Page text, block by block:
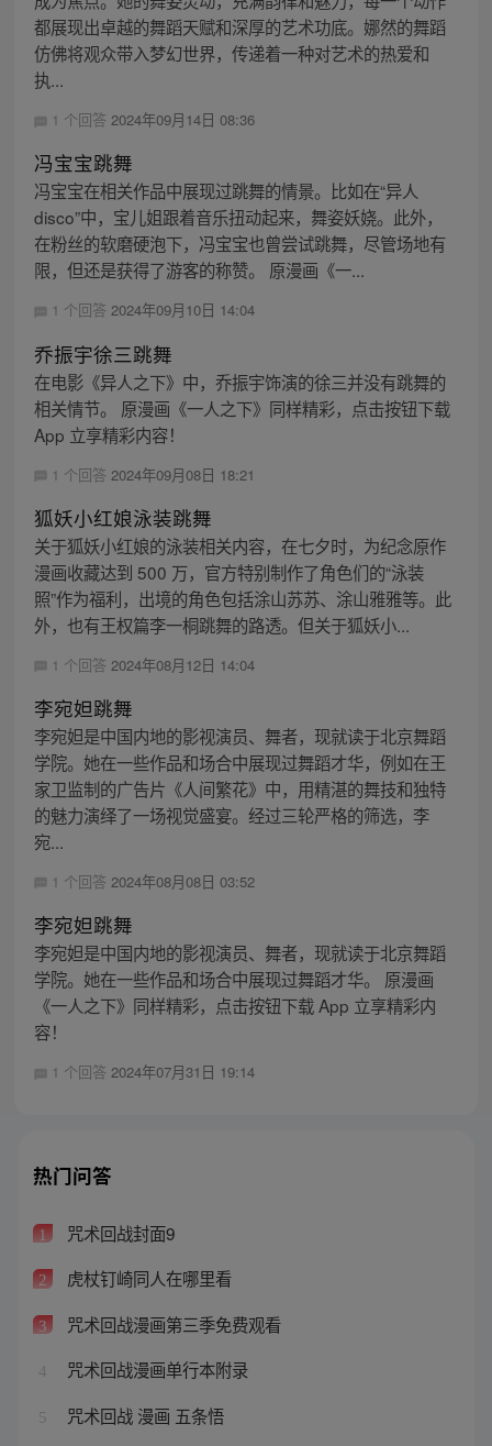
都展现出卓越的舞蹈天赋和深厚的艺术功底。娜然的舞蹈
仿佛将观众带入梦幻世界，传递着一种对艺术的热爱和
执...
1 个回答 2024年09月14日 08:36
冯宝宝跳舞
冯宝宝在相关作品中展现过跳舞的情景。比如在“异人
disco”中，宝儿姐跟着音乐扭动起来，舞姿妖娆。此外，
在粉丝的软磨硬泡下，冯宝宝也曾尝试跳舞，尽管场地有
限，但还是获得了游客的称赞。 原漫画《一...
1 个回答 2024年09月10日 14:04
乔振宇徐三跳舞
在电影《异人之下》中，乔振宇饰演的徐三并没有跳舞的
相关情节。 原漫画《一人之下》同样精彩，点击按钮下载
App 立享精彩内容！
1 个回答 2024年09月08日 18:21
狐妖小红娘泳装跳舞
关于狐妖小红娘的泳装相关内容，在七夕时，为纪念原作
漫画收藏达到 500 万，官方特别制作了角色们的“泳装
照”作为福利，出境的角色包括涂山苏苏、涂山雅雅等。此
外，也有王权篇李一桐跳舞的路透。但关于狐妖小...
1 个回答 2024年08月12日 14:04
李宛妲跳舞
李宛妲是中国内地的影视演员、舞者，现就读于北京舞蹈
学院。她在一些作品和场合中展现过舞蹈才华，例如在王
家卫监制的广告片《人间繁花》中，用精湛的舞技和独特
的魅力演绎了一场视觉盛宴。经过三轮严格的筛选，李
宛...
1 个回答 2024年08月08日 03:52
李宛妲跳舞
李宛妲是中国内地的影视演员、舞者，现就读于北京舞蹈
学院。她在一些作品和场合中展现过舞蹈才华。 原漫画
《一人之下》同样精彩，点击按钮下载 App 立享精彩内
容！
1 个回答 2024年07月31日 19:14
热门问答
1 咒术回战封面9
2 虎杖钉崎同人在哪里看
3 咒术回战漫画第三季免费观看
4 咒术回战漫画单行本附录
5 咒术回战 漫画 五条悟